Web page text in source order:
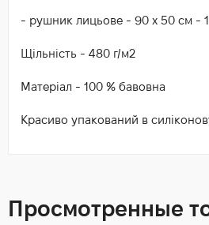
- рушник лицьове - 90 х 50 см -
Щільність - 480 г/м2
Матеріал - 100 % бавовна
Красиво упакований в
Просмотренные